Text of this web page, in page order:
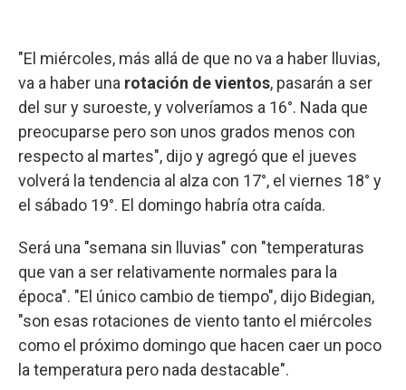
"El miércoles, más allá de que no va a haber lluvias,
va a haber una rotación de vientos, pasarán a ser
del sur y suroeste, y volveríamos a 16°. Nada que
preocuparse pero son unos grados menos con
respecto al martes", dijo y agregó que el jueves
volverá la tendencia al alza con 17°, el viernes 18° y
el sábado 19°. El domingo habría otra caída.
Será una "semana sin lluvias" con "temperaturas
que van a ser relativamente normales para la
época". "El único cambio de tiempo", dijo Bidegian,
"son esas rotaciones de viento tanto el miércoles
como el próximo domingo que hacen caer un poco
la temperatura pero nada destacable".